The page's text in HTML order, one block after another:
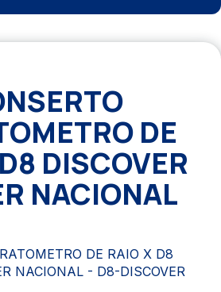
DE
DISCOVER
NACIONAL